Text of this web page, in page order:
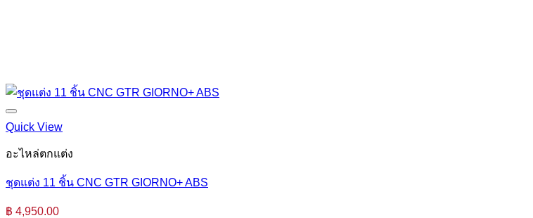
Quick View
อะไหล่ตกแต่ง
ชุดแต่ง 11 ชิ้น CNC GTR GIORNO+ ABS
฿ 4,950.00